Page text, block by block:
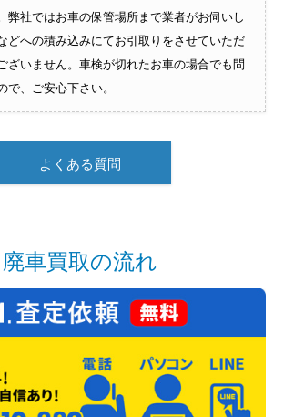
弊社ではお車の保管場所まで業者がお伺いし
どへの積み込みにてお引取りをさせていただ
ざいません。車検が切れたお車の場合でも問
で、ご安心下さい。
よくある質問
廃車買取の流れ